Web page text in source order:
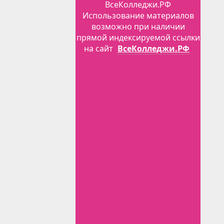
ВсеКолледжи.РФ
Использование материалов
возможно при наличии
прямой индексируемой ссылки
на сайт ВсеКолледжи.РФ